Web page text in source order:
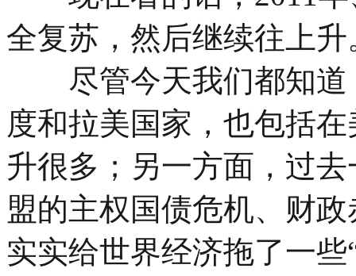
全复苏，然后继续往上升
尽管今天我们都知道
度和拉美国家，也包括
升很多；另一方面，过
盟的主权国债危机、财
实实给世界经济拖了一